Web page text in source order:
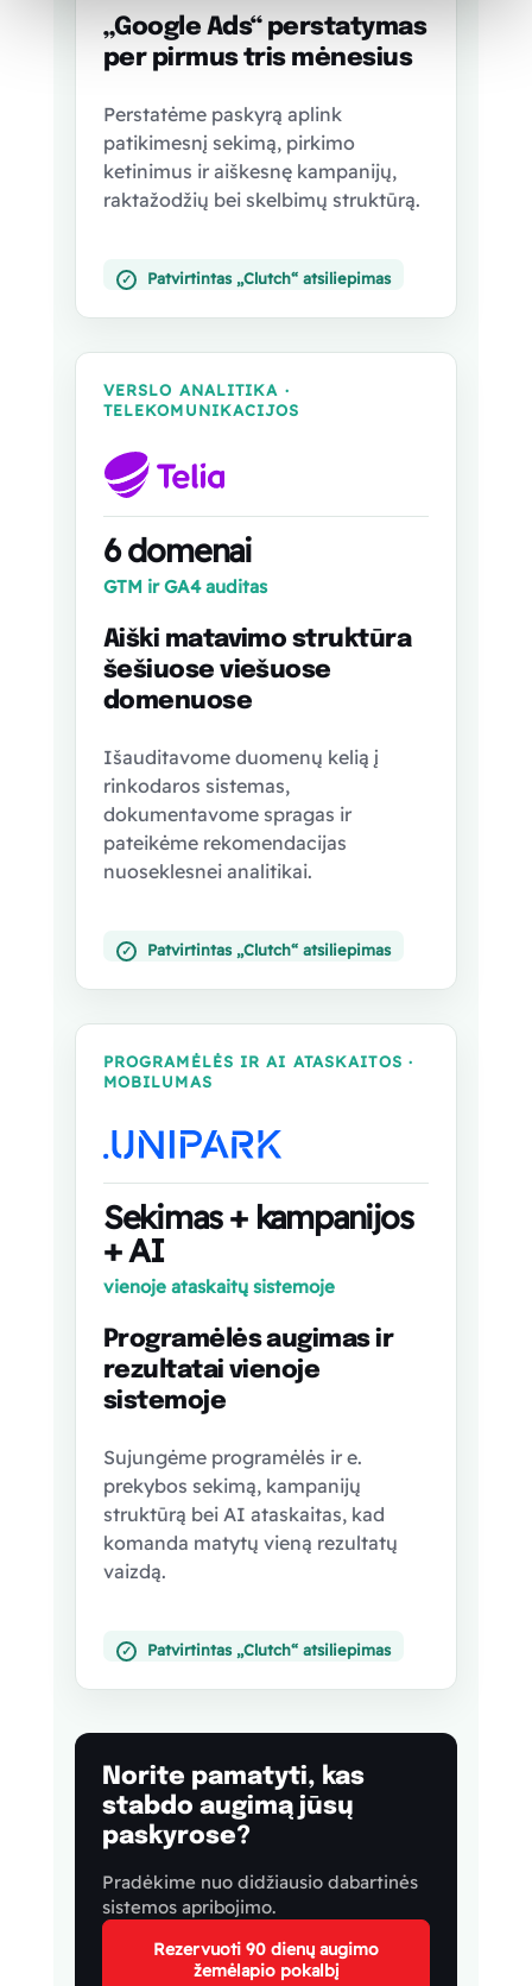
„Google Ads“ perstatymas
per pirmus tris mėnesius
Perstatėme paskyrą aplink
patikimesnį sekimą, pirkimo
ketinimus ir aiškesnę kampanijų,
raktažodžių bei skelbimų struktūrą.
✓ Patvirtintas „Clutch“ atsiliepimas
VERSLO ANALITIKA ·
TELEKOMUNIKACIJOS
6 domenai
GTM ir GA4 auditas
Aiški matavimo struktūra
šešiuose viešuose
domenuose
Išauditavome duomenų kelią į
rinkodaros sistemas,
dokumentavome spragas ir
pateikėme rekomendacijas
nuoseklesnei analitikai.
✓ Patvirtintas „Clutch“ atsiliepimas
PROGRAMĖLĖS IR AI ATASKAITOS ·
MOBILUMAS
Sekimas + kampanijos
+ AI
vienoje ataskaitų sistemoje
Programėlės augimas ir
rezultatai vienoje
sistemoje
Sujungėme programėlės ir e.
prekybos sekimą, kampanijų
struktūrą bei AI ataskaitas, kad
komanda matytų vieną rezultatų
vaizdą.
✓ Patvirtintas „Clutch“ atsiliepimas
Norite pamatyti, kas
stabdo augimą jūsų
paskyrose?
Pradėkime nuo didžiausio dabartinės
sistemos apribojimo.
Rezervuoti 90 dienų augimo
žemėlapio pokalbį